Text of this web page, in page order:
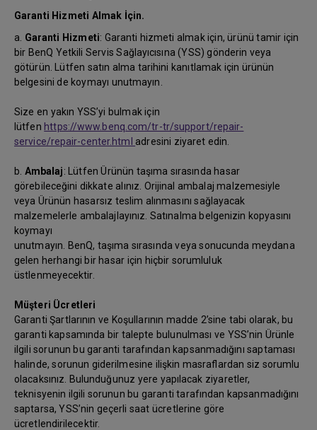
Garanti Hizmeti Almak İçin.
a. Garanti Hizmeti: Garanti hizmeti almak için, ürünü tamir için
bir BenQ Yetkili Servis Sağlayıcısına (YSS) gönderin veya
götürün. Lütfen satın alma tarihini kanıtlamak için ürünün
belgesini de koymayı unutmayın.
Size en yakın YSS’yi bulmak için
lütfen https://www.benq.com/tr-tr/support/repair-
service/repair-center.html adresini ziyaret edin.
b. Ambalaj: Lütfen Ürünün taşıma sırasında hasar
görebileceğini dikkate alınız. Orijinal ambalaj malzemesiyle
veya Ürünün hasarsız teslim alınmasını sağlayacak
malzemelerle ambalajlayınız. Satınalma belgenizin kopyasını
koymayı
unutmayın. BenQ, taşıma sırasında veya sonucunda meydana
gelen herhangi bir hasar için hiçbir sorumluluk
üstlenmeyecektir.
Müşteri Ücretleri
Garanti Şartlarının ve Koşullarının madde 2’sine tabi olarak, bu
garanti kapsamında bir talepte bulunulması ve YSS’nin Ürünle
ilgili sorunun bu garanti tarafından kapsanmadığını saptaması
halinde, sorunun giderilmesine ilişkin masraflardan siz sorumlu
olacaksınız. Bulunduğunuz yere yapılacak ziyaretler,
teknisyenin ilgili sorunun bu garanti tarafından kapsanmadığını
saptarsa, YSS’nin geçerli saat ücretlerine göre
ücretlendirilecektir.